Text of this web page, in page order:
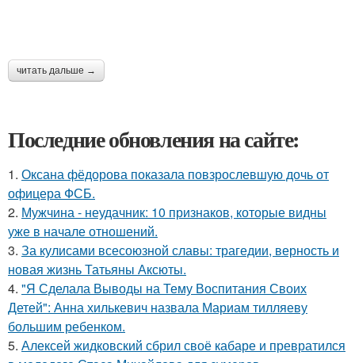
читать дальше →
Последние обновления на сайте:
1. Оксана фёдорова показала повзрослевшую дочь от
офицера ФСБ.
2. Мужчина - неудачник: 10 признаков, которые видны
уже в начале отношений.
3. За кулисами всесоюзной славы: трагедии, верность и
новая жизнь Татьяны Аксюты.
4. "Я Сделала Выводы на Тему Воспитания Своих
Детей": Анна хилькевич назвала Мариам тилляеву
большим ребенком.
5. Алексей жидковский сбрил своё кабаре и превратился